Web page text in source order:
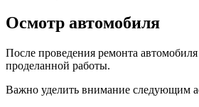
Осмотр автомобиля
После проведения ремонта
проделанной работы.
Важно уделить внимание следующим